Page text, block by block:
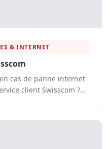
& INTERNET
cas de panne internet
client Swisscom ?